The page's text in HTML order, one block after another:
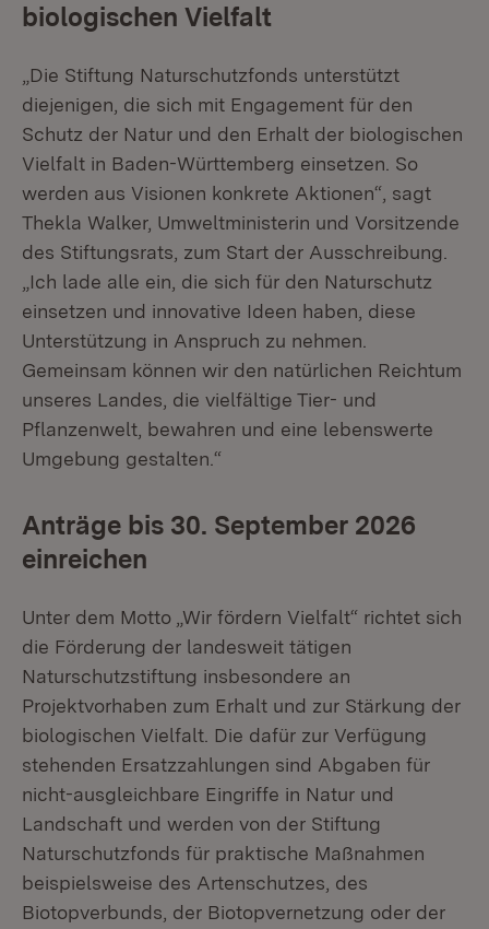
biologischen Vielfalt
„Die Stiftung Naturschutzfonds unterstützt
diejenigen, die sich mit Engagement für den
Schutz der Natur und den Erhalt der biologischen
Vielfalt in Baden-Württemberg einsetzen. So
werden aus Visionen konkrete Aktionen“, sagt
Thekla Walker, Umweltministerin und Vorsitzende
des Stiftungsrats, zum Start der Ausschreibung.
„Ich lade alle ein, die sich für den Naturschutz
einsetzen und innovative Ideen haben, diese
Unterstützung in Anspruch zu nehmen.
Gemeinsam können wir den natürlichen Reichtum
unseres Landes, die vielfältige Tier- und
Pflanzenwelt, bewahren und eine lebenswerte
Umgebung gestalten.“
Anträge bis 30. September 2026
einreichen
Unter dem Motto „Wir fördern Vielfalt“ richtet sich
die Förderung der landesweit tätigen
Naturschutzstiftung insbesondere an
Projektvorhaben zum Erhalt und zur Stärkung der
biologischen Vielfalt. Die dafür zur Verfügung
stehenden Ersatzzahlungen sind Abgaben für
nicht-ausgleichbare Eingriffe in Natur und
Landschaft und werden von der Stiftung
Naturschutzfonds für praktische Maßnahmen
beispielsweise des Artenschutzes, des
Biotopverbunds, der Biotopvernetzung oder der